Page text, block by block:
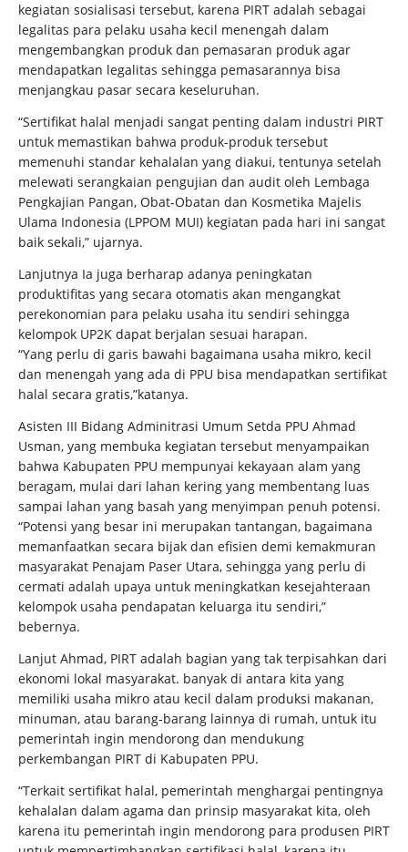
kegiatan sosialisasi tersebut, karena PIRT adalah sebagai
legalitas para pelaku usaha kecil menengah dalam
mengembangkan produk dan pemasaran produk agar
mendapatkan legalitas sehingga pemasarannya bisa
menjangkau pasar secara keseluruhan.
“Sertifikat halal menjadi sangat penting dalam industri PIRT
untuk memastikan bahwa produk-produk tersebut
memenuhi standar kehalalan yang diakui, tentunya setelah
melewati serangkaian pengujian dan audit oleh Lembaga
Pengkajian Pangan, Obat-Obatan dan Kosmetika Majelis
Ulama Indonesia (LPPOM MUI) kegiatan pada hari ini sangat
baik sekali,” ujarnya.
Lanjutnya Ia juga berharap adanya peningkatan
produktifitas yang secara otomatis akan mengangkat
perekonomian para pelaku usaha itu sendiri sehingga
kelompok UP2K dapat berjalan sesuai harapan.
“Yang perlu di garis bawahi bagaimana usaha mikro, kecil
dan menengah yang ada di PPU bisa mendapatkan sertifikat
halal secara gratis,”katanya.
Asisten III Bidang Adminitrasi Umum Setda PPU Ahmad
Usman, yang membuka kegiatan tersebut menyampaikan
bahwa Kabupaten PPU mempunyai kekayaan alam yang
beragam, mulai dari lahan kering yang membentang luas
sampai lahan yang basah yang menyimpan penuh potensi.
“Potensi yang besar ini merupakan tantangan, bagaimana
memanfaatkan secara bijak dan efisien demi kemakmuran
masyarakat Penajam Paser Utara, sehingga yang perlu di
cermati adalah upaya untuk meningkatkan kesejahteraan
kelompok usaha pendapatan keluarga itu sendiri,”
bebernya.
Lanjut Ahmad, PIRT adalah bagian yang tak terpisahkan dari
ekonomi lokal masyarakat. banyak di antara kita yang
memiliki usaha mikro atau kecil dalam produksi makanan,
minuman, atau barang-barang lainnya di rumah, untuk itu
pemerintah ingin mendorong dan mendukung
perkembangan PIRT di Kabupaten PPU.
“Terkait sertifikat halal, pemerintah menghargai pentingnya
kehalalan dalam agama dan prinsip masyarakat kita, oleh
karena itu pemerintah ingin mendorong para produsen PIRT